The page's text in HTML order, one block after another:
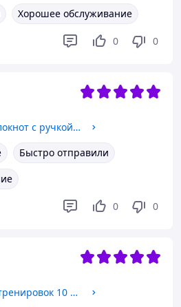
Хорошее обслуживание
0 0
Ежедневник,планер блокнот с ручкой на 100 листов,формат А5,записная книжка,планер в мягкой обложке,цвет чёрный
Быстро отправили
0 0
Конус спортивый для тренировок 10 шт в комплекте размер 23 см CZST-110В